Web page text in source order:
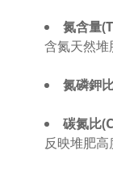
氮含量
含氮天然
氮磷鉀
碳氮比
反映堆肥